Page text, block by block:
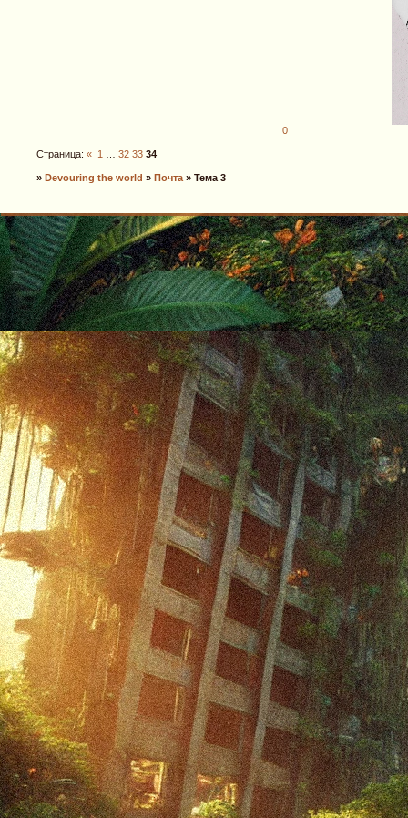
0
Страница: « 1 32 33 34
» Devouring the world » Почта » Тема 3